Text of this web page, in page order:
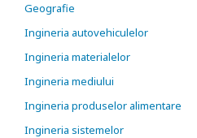
Geografie
Ingineria autovehiculelor
Ingineria materialelor
Ingineria mediului
Ingineria produselor alimentare
Ingineria sistemelor